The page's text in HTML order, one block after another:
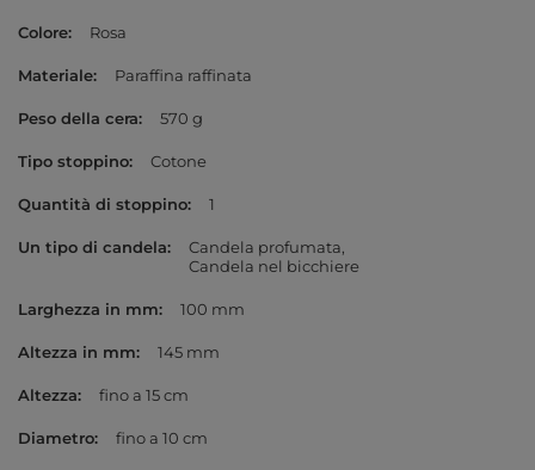
Colore Rosa
Materiale Paraffina raffinata
Peso della cera 570 g
Tipo stoppino Cotone
Quantità di stoppino 1
Un tipo di candela
Candela profumata
Candela nel bicchiere
Larghezza in mm 100 mm
Altezza in mm 145 mm
Altezza fino a 15 cm
Diametro fino a 10 cm